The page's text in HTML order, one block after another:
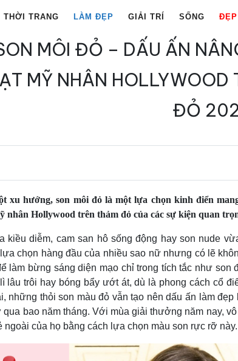
THỜI TRANG LÀM ĐẸP GIẢI TRÍ SỐNG
MÔI ĐỎ – DẤU ẤN
MỸ NHÂN
ĐỎ
xu hướng, son môi đỏ là một lựa chọn kinh điển
nhân Hollywood trên thảm đỏ của các sự kiện quan
kiều diễm, cam san hô sống động hay son nude
chọn hàng đầu của nhiều sao nữ nhưng có lẽ
làm bừng sáng diện mạo chỉ trong tích tắc như son
lâu trôi hay bóng bẩy ướt át, dù là phong cách cổ
những thỏi son màu đỏ vẫn tạo nên dấu ấn làm đẹp
qua bao năm tháng. Với mùa giải thưởng năm nay,
ngoài của họ bằng cách lựa chọn màu son rực rỡ này.